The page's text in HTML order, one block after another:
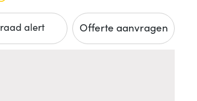
alert Offerte aanvragen